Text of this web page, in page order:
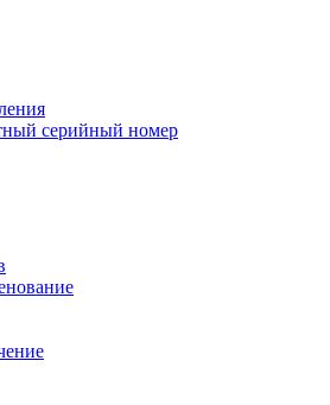
серийный номер